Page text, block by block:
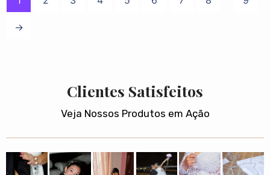
→
Clientes Satisfeitos
Veja Nossos Produtos em Ação